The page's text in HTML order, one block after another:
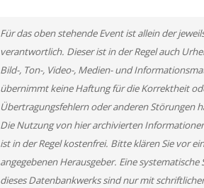
Für das oben stehende Event ist allein der
verantwortlich. Dieser ist in der Regel auch
Bild-, Ton-, Video-, Medien- und
übernimmt keine Haftung für die Korrektheit
Übertragungsfehlern oder anderen Störungen
Die Nutzung von hier archivierten
ist in der Regel kostenfrei. Bitte klären Sie vor
angegebenen Herausgeber. Eine
dieses Datenbankwerks sind nur mit